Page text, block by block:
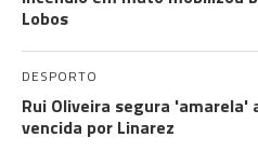
Lobos
DESPORTO
Rui Oliveira segura
vencida por Linarez